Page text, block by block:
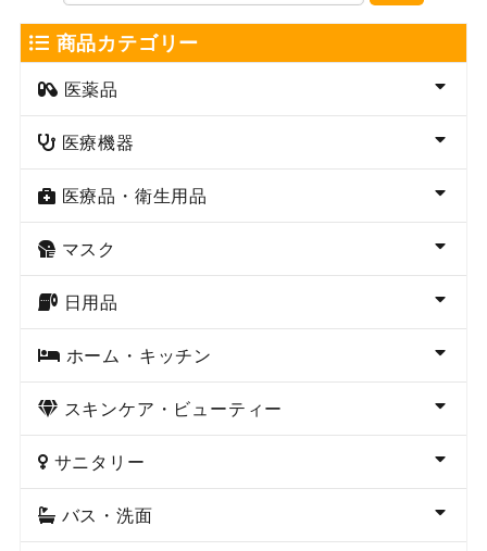
商品カテゴリー
医薬品
医療機器
医療品・衛生用品
マスク
日用品
ホーム・キッチン
スキンケア・ビューティー
サニタリー
バス・洗面